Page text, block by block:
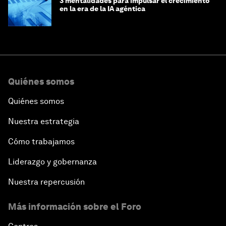
en la era de la IA agéntica
Quiénes somos
Quiénes somos
Nuestra estrategia
Cómo trabajamos
Liderazgo y gobernanza
Nuestra repercusión
Más información sobre el Foro